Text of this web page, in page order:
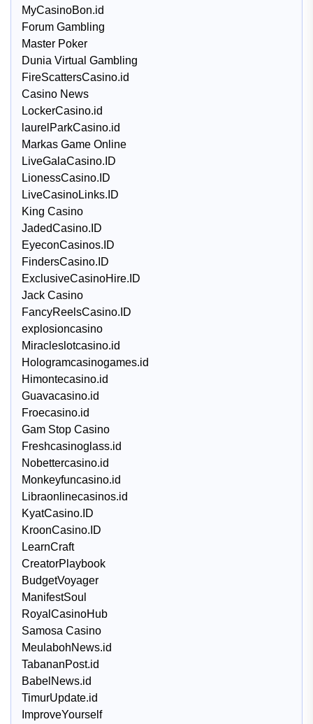
MyCasinoBon.id
Forum Gambling
Master Poker
Dunia Virtual Gambling
FireScattersCasino.id
Casino News
LockerCasino.id
laurelParkCasino.id
Markas Game Online
LiveGalaCasino.ID
LionessCasino.ID
LiveCasinoLinks.ID
King Casino
JadedCasino.ID
EyeconCasinos.ID
FindersCasino.ID
ExclusiveCasinoHire.ID
Jack Casino
FancyReelsCasino.ID
explosioncasino
Miracleslotcasino.id
Hologramcasinogames.id
Himontecasino.id
Guavacasino.id
Froecasino.id
Gam Stop Casino
Freshcasinoglass.id
Nobettercasino.id
Monkeyfuncasino.id
Libraonlinecasinos.id
KyatCasino.ID
KroonCasino.ID
LearnCraft
CreatorPlaybook
BudgetVoyager
ManifestSoul
RoyalCasinoHub
Samosa Casino
MeulabohNews.id
TabananPost.id
BabelNews.id
TimurUpdate.id
ImproveYourself